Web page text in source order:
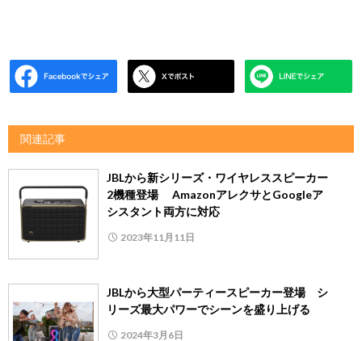
関連記事
JBLから新シリーズ・ワイヤレススピーカー
2機種登場 AmazonアレクサとGoogleア
シスタント両方に対応
2023年11月11日
JBLから大型パーティースピーカー登場 シ
リーズ最大パワーでシーンを盛り上げる
2024年3月6日